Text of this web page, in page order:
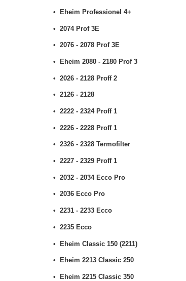
Eheim Professionel 4+
2074 Prof 3E
2076 - 2078 Prof 3E
Eheim 2080 - 2180 Prof 3
2026 - 2128 Proff 2
2126 - 2128
2222 - 2324 Proff 1
2226 - 2228 Proff 1
2326 - 2328 Termofilter
2227 - 2329 Proff 1
2032 - 2034 Ecco Pro
2036 Ecco Pro
2231 - 2233 Ecco
2235 Ecco
Eheim Classic 150 (2211)
Eheim 2213 Classic 250
Eheim 2215 Classic 350